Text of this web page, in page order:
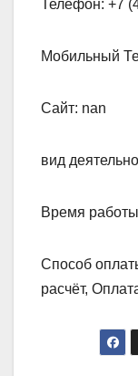
Телефон: +7
Мобильный
Сайт: nan
вид
Время
Способ
расчёт,